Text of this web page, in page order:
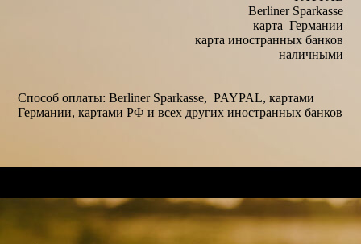
Berliner Sparkasse
карта Германии
карта иностранных банков
наличными
Способ оплаты: Berliner Sparkasse, PAYPAL, картами
Германии, картами РФ и всех других иностранных банков